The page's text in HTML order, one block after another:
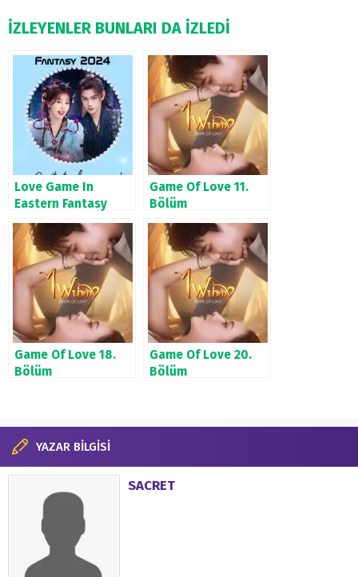
İZLEYENLER BUNLARI DA İZLEDİ
Love Game In
Eastern Fantasy
(2024)
Game Of Love 11.
Bölüm
Game Of Love 18.
Bölüm
Game Of Love 20.
Bölüm
YAZAR BİLGİSİ
SACRET